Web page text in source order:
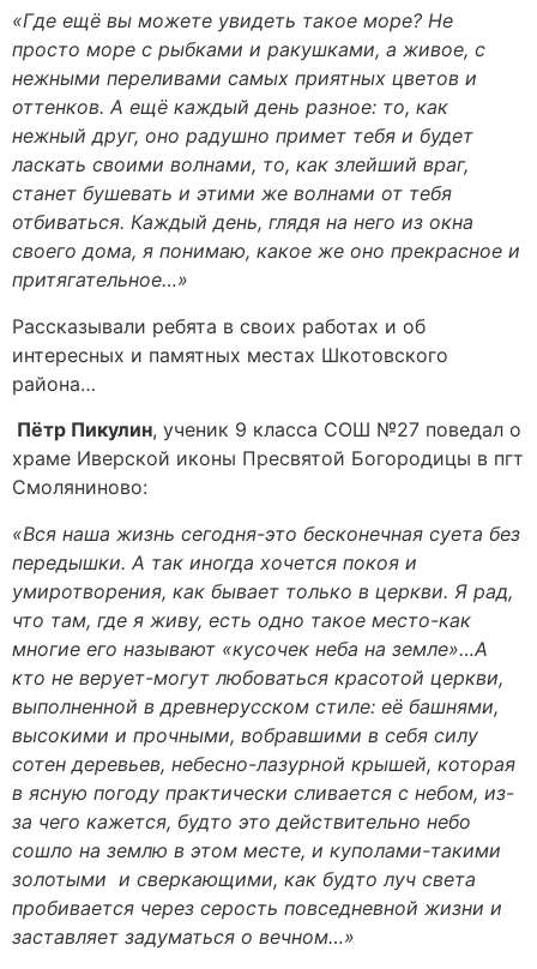
«Где ещё вы можете увидеть такое море? Не
просто море с рыбками и ракушками, а живое, с
нежными переливами самых приятных цветов и
оттенков. А ещё каждый день разное: то, как
нежный друг, оно радушно примет тебя и будет
ласкать своими волнами, то, как злейший враг,
станет бушевать и этими же волнами от тебя
отбиваться. Каждый день, глядя на него из окна
своего дома, я понимаю, какое же оно прекрасное и
притягательное…»
Рассказывали ребята в своих работах и об
интересных и памятных местах Шкотовского
района…
Пётр Пикулин, ученик 9 класса СОШ №27 поведал о
храме Иверской иконы Пресвятой Богородицы в пгт
Смоляниново:
«Вся наша жизнь сегодня-это бесконечная суета без
передышки. А так иногда хочется покоя и
умиротворения, как бывает только в церкви. Я рад,
что там, где я живу, есть одно такое место-как
многие его называют «кусочек неба на земле»…А
кто не верует-могут любоваться красотой церкви,
выполненной в древнерусском стиле: её башнями,
высокими и прочными, вобравшими в себя силу
сотен деревьев, небесно-лазурной крышей, которая
в ясную погоду практически сливается с небом, из-
за чего кажется, будто это действительно небо
сошло на землю в этом месте, и куполами-такими
золотыми и сверкающими, как будто луч света
пробивается через серость повседневной жизни и
заставляет задуматься о вечном…»